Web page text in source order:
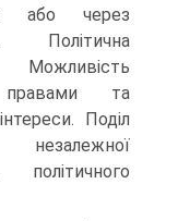
або через
Політична
правами та
Поділ
політичного